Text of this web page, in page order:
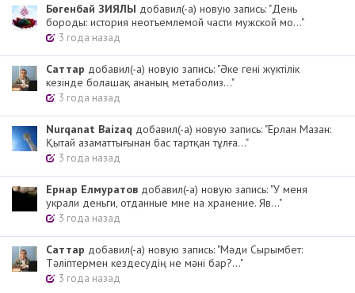
Бөгенбай ЗИЯЛЫ добавил(-а) новую запись: "День
бороды: история неотъемлемой части мужской мо..."
3 года назад
Cаттар добавил(-а) новую запись: "Әке гені жүктілік
кезінде болашақ ананың метаболиз..."
3 года назад
Nurqanat Baizaq добавил(-а) новую запись: "Ерлан Мазан:
Қытай азаматтығынан бас тартқан тұлға..."
3 года назад
Ернар Елмуратов добавил(-а) новую запись: "У меня
украли деньги, отданные мне на хранение. Яв..."
3 года назад
Cаттар добавил(-а) новую запись: "Мәди Сырымбет:
Тәліптермен кездесудің не мәні бар?..."
3 года назад